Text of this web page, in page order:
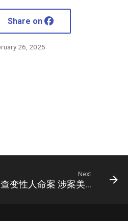
Share on
26, 2025
Next
菲律宾检察官调查变性人命案 涉案美军士兵缺席